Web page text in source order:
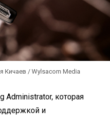
Кичаев / Wylsacom Media
Administrator, которая
и